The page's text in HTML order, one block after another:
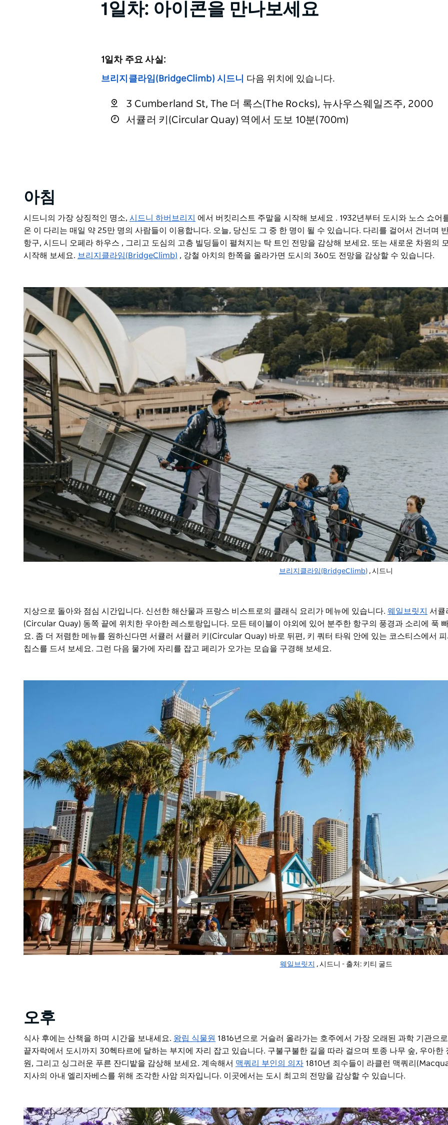
1일차: 아이콘을 만나보세요
1일차 주요 사실:
브리지클라임(BridgeClimb) 시드니 다음 위치에 있습니다.
3 Cumberland St, The 더 록스(The Rocks), 뉴사우스웨일즈주, 2000
서큘러 키(Circular Quay) 역에서 도보 10분(700m)
아침
시드니의 가장 상징적인 명소, 시드니 하버브리지 에서 버킷리스트 주말을 시작해 보세요 . 1932년부터 도시와 노스 쇼어
온 이 다리는 매일 약 25만 명의 사람들이 이용합니다. 오늘, 당신도 그 중 한 명이 될 수 있습니다. 다리를 걸어서 건너며
항구, 시드니 오페라 하우스 , 그리고 도심의 고층 빌딩들이 펼쳐지는 탁 트인 전망을 감상해 보세요. 또는 새로운 차원의
시작해 보세요. 브리지클라임(BridgeClimb) , 강철 아치의 한쪽을 올라가면 도시의 360도 전망을 감상할 수 있습니다.
브리지클라임(BridgeClimb) , 시드니
지상으로 돌아와 점심 시간입니다. 신선한 해산물과 프랑스 비스트로의 클래식 요리가 메뉴에 있습니다. 웨일브릿지
서큘
(Circular Quay) 동쪽 끝에 위치한 우아한 레스토랑입니다. 모든 테이블이 야외에 있어 분주한 항구의 풍경과 소리에 푹
요. 좀 더 저렴한 메뉴를 원하신다면 서큘러 서큘러 키(Circular Quay) 바로 뒤편, 키 쿼터 타워 안에 있는 코스티스에서
칩스를 드셔 보세요. 그런 다음 물가에 자리를 잡고 페리가 오가는 모습을 구경해 보세요.
웨일브릿지 , 시드니 - 출처: 키티 굴드
오후
식사 후에는 산책을 하며 시간을 보내세요. 왕립 식물원 1816년으로 거슬러 올라가는 호주에서 가장 오래된 과학 기관으
끝자락에서 도시까지 30헥타르에 달하는 부지에 자리 잡고 있습니다. 구불구불한 길을 따라 걸으며 토종 나무 숲, 우아한
원, 그리고 싱그러운 푸른 잔디밭을 감상해 보세요. 계속해서 맥쿼리 부인의 의자 1810년 죄수들이 라클런 맥쿼리
지사의 아내 엘리자베스를 위해 조각한 사암 의자입니다. 이곳에서는 도시 최고의 전망을 감상할 수 있습니다.